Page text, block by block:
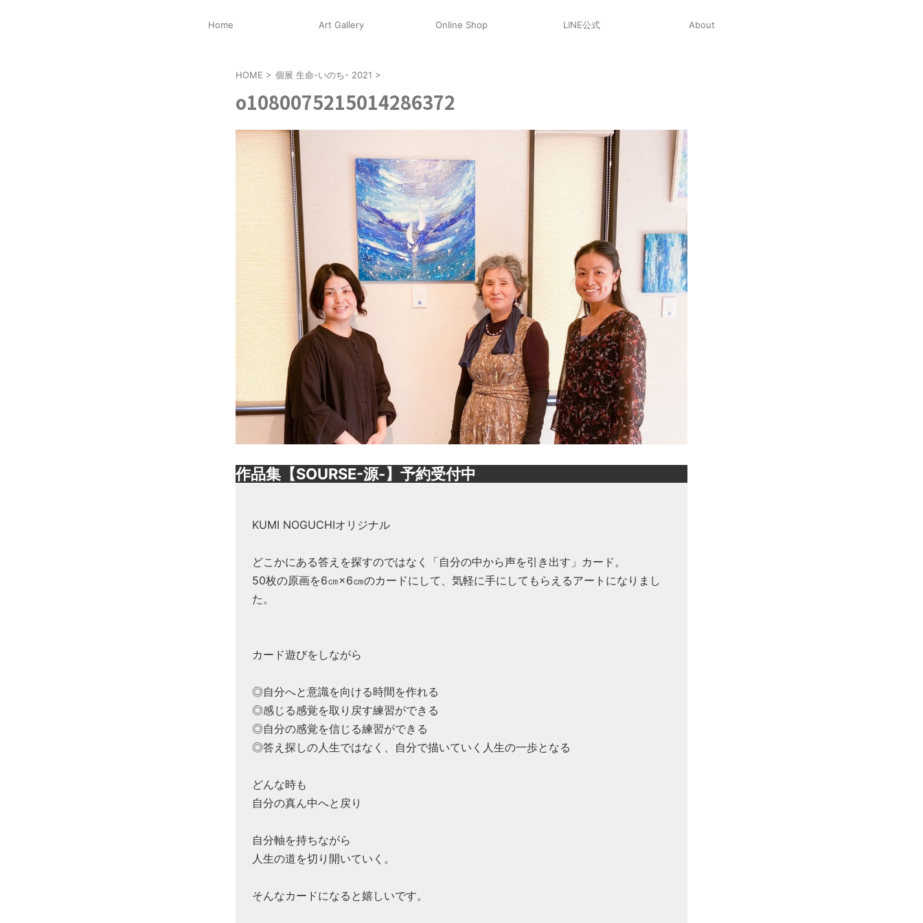
Home Art Gallery Online Shop LINE公式 About
HOME > 個展 生命-いのち- 2021 >
o1080075215014286372
作品集【SOURSE-源-】予約受付中
KUMI NOGUCHIオリジナル
どこかにある答えを探すのではなく「自分の中から声を引き出す」カード。
50枚の原画を6㎝×6㎝のカードにして、気軽に手にしてもらえるアートになりまし
た。
カード遊びをしながら
◎自分へと意識を向ける時間を作れる
◎感じる感覚を取り戻す練習ができる
◎自分の感覚を信じる練習ができる
◎答え探しの人生ではなく、自分で描いていく人生の一歩となる
どんな時も
自分の真ん中へと戻り
自分軸を持ちながら
人生の道を切り開いていく。
そんなカードになると嬉しいです。